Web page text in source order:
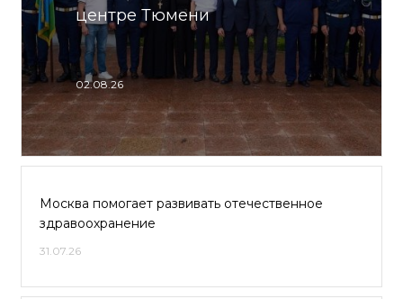
центре Тюмени
02.08.26
Москва помогает развивать отечественное
здравоохранение
31.07.26